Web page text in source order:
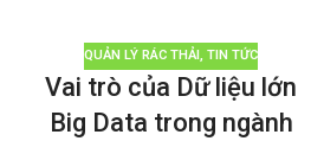
QUẢN LÝ RÁC THẢI,TIN TỨC
Vai trò của Dữ liệu lớn
Big Data trong ngành